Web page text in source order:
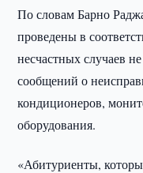
По словам Барно
проведены в
несчастных случаев
сообщений о
кондиционеров,
оборудования.
«Абитуриенты,